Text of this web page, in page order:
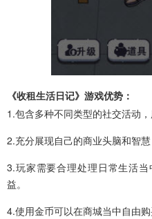
《收租生活日记》游戏优势：
1.包含多种不同类型的社交活动，
2.充分展现自己的商业头脑和智
3.玩家需要合理处理日常生活
益。
4.使用金币可以在商城当中自由